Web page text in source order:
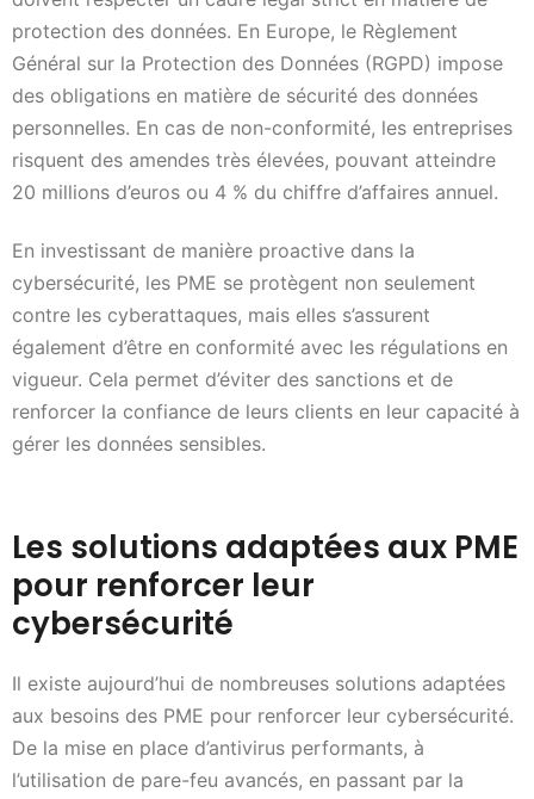
protection des données. En Europe, le Règlement
Général sur la Protection des Données (RGPD) impose
des obligations en matière de sécurité des données
personnelles. En cas de non-conformité, les entreprises
risquent des amendes très élevées, pouvant atteindre
20 millions d’euros ou 4 % du chiffre d’affaires annuel.
En investissant de manière proactive dans la
cybersécurité, les PME se protègent non seulement
contre les cyberattaques, mais elles s’assurent
également d’être en conformité avec les régulations en
vigueur. Cela permet d’éviter des sanctions et de
renforcer la confiance de leurs clients en leur capacité à
gérer les données sensibles.
Les solutions adaptées aux PME
pour renforcer leur
cybersécurité
Il existe aujourd’hui de nombreuses solutions adaptées
aux besoins des PME pour renforcer leur cybersécurité.
De la mise en place d’antivirus performants, à
l’utilisation de pare-feu avancés, en passant par la